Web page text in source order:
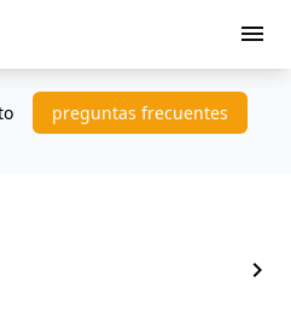
menu
preguntas frecuentes
chevron_right